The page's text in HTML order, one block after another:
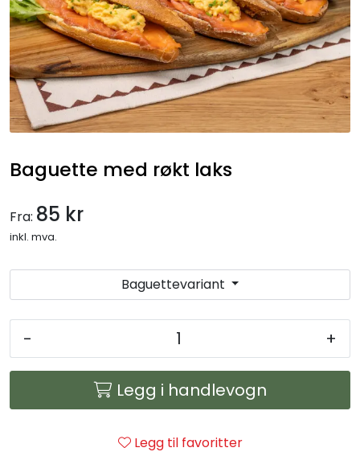
Baguette med røkt laks
Fra: 85 kr
inkl. mva.
Baguettevariant
- +
Legg i handlevogn
Legg til favoritter
Gryteretter
Overtidsmat
Koldtbord
Selskapsmeny
Ferdigretter
Julemat
Firmalunsj